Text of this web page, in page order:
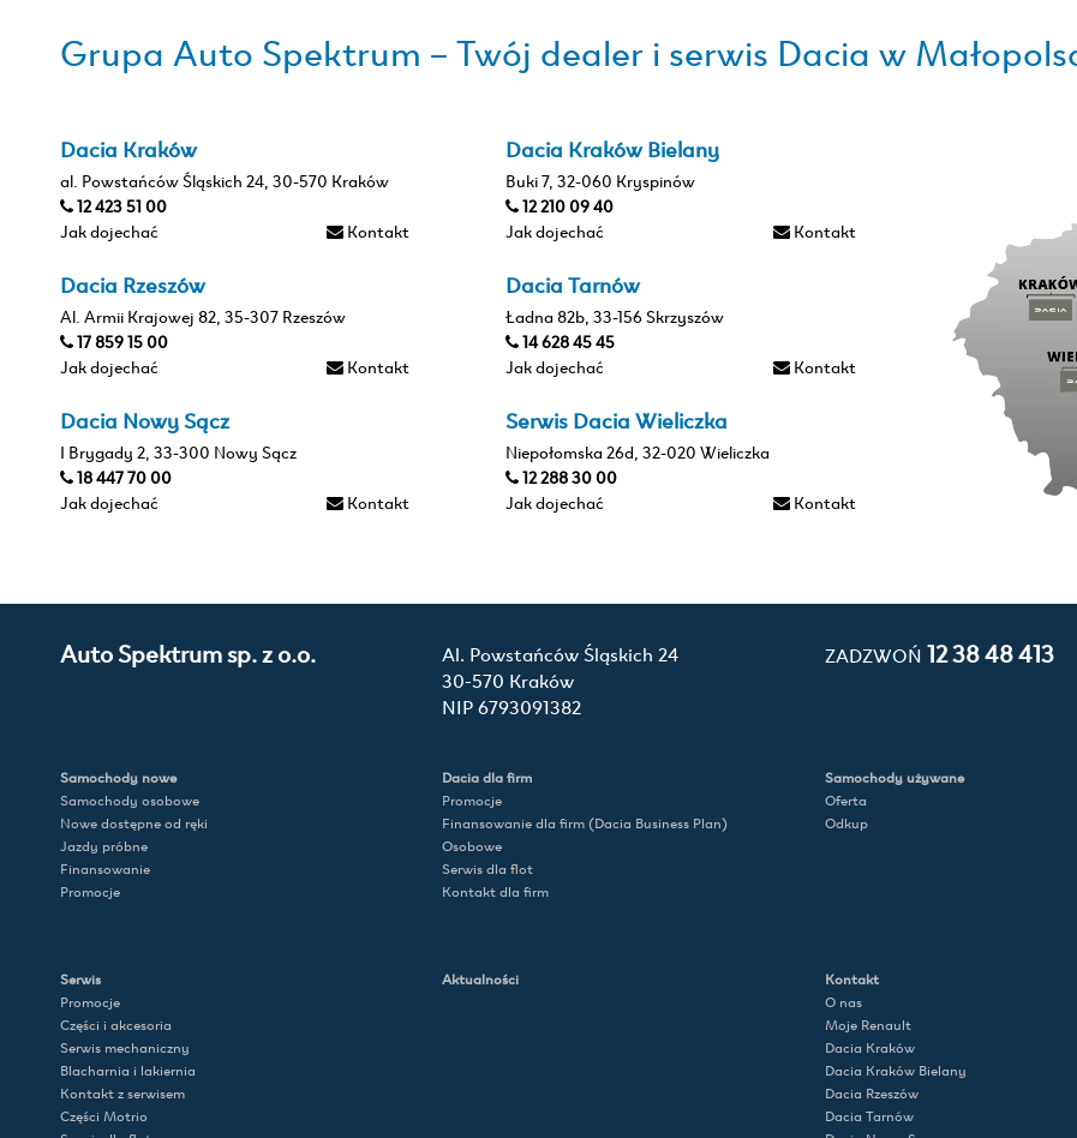
Grupa Auto Spektrum – Twój dealer i serwis Dacia w
Dacia Kraków
al. Powstańców Śląskich 24, 30-570 Kraków
12 423 51 00
Kontakt
Jak dojechać
Dacia Kraków Bielany
Buki 7, 32-060 Kryspinów
12 210 09 40
Kontakt
Jak dojechać
Dacia Rzeszów
Al. Armii Krajowej 82, 35-307 Rzeszów
17 859 15 00
Kontakt
Jak dojechać
Dacia Tarnów
Ładna 82b, 33-156 Skrzyszów
14 628 45 45
Kontakt
Jak dojechać
Dacia Nowy Sącz
I Brygady 2, 33-300 Nowy Sącz
18 447 70 00
Kontakt
Jak dojechać
Serwis Dacia Wieliczka
Niepołomska 26d, 32-020 Wieliczka
12 288 30 00
Kontakt
Jak dojechać
Auto Spektrum sp. z o.o.
Al. Powstańców Śląskich 24
30-570 Kraków
NIP 6793091382
ZADZWOŃ12 38 48 413
Samochody nowe
Samochody osobowe
Nowe dostępne od ręki
Jazdy próbne
Finansowanie
Promocje
Dacia dla firm
Promocje
Finansowanie dla firm (Dacia Business Plan)
Osobowe
Serwis dla flot
Kontakt dla firm
Samochody używane
Oferta
Odkup
Serwis
Promocje
Części i akcesoria
Serwis mechaniczny
Blacharnia i lakiernia
Kontakt z serwisem
Części Motrio
Aktualności
Kontakt
O nas
Moje Renault
Dacia Kraków
Dacia Kraków Bielany
Dacia Rzeszów
Dacia Tarnów